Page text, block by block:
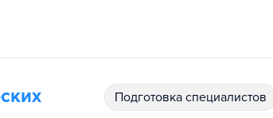
подготовка специалистов